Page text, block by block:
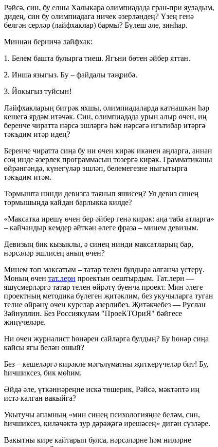
Рәйсә, син, бу елны Халыкара олимпиадада гран-при яуладым,
дидең, син бу олимпиадага ничек әзерләндең? Үзең генә
белгән серләр (лайфхаклар) бармы? Бүлеш әле, зинһар.
Миннән берничә лайфхак:
1. Белем башта булырга тиеш. Ягъни бөтен әйбер яттан.
2. Инша языгыз. Бу – файдалы тәҗрибә.
3. Йокыгыз туйсын!
Лайфхакларың бигрәк яхшы, олимпиадаларда катнашкан һәр
кешегә ярдәм итәчәк. Син, олимпиадада урын алыр өчен, иң
беренче чиратта нәрсә эшләргә һәм нәрсәгә игътибар итәргә
тәкъдим итәр идең?
Беренче чиратта сиңа бу ни өчен кирәк икәнен аңларга, аннан
соң инде әзерлек программасын төзергә кирәк. Грамматиканы
өйрәнгәндә, күнегүләр эшләп, белемегезне ныгытырга
тәкъдим итәм.
Тормышта нинди девизга таянып яшисең? Ул девиз синең
тормышыңда кайдан барлыкка килде?
«Максатка ирешү өчен бер әйбер генә кирәк: аңа таба атларга»
– кайчандыр кемдер әйткән әлеге фраза – минем девизым.
Девизың бик кызыклы, ә синең нинди максатларың бар,
нәрсәләр эшлисең аның өчен?
Минем төп максатым – татар телен булдыра алганча үстерү.
Моның өчен тат.лерн проектын оештырдым. Тат.лерн —
яшүсмерләргә татар телен өйрәтү буенча проект. Мин әлеге
проектның методика бүлеген җитәклим, без укучыларга туган
телне өйрәнү өчен курслар әзерлибез. Җитәкчебез — Руслан
Зәйнуллин. Без Россиякүләм "ПроеКТОриЯ" бәйгесе
җиңүчеләре.
Ни өчен журналист һөнәрен сайларга булдың? Бу һөнәр сиңа
кайсы ягы белән ошый?
Без – кешеләргә кирәкле мәгълүматны җиткерүчеләр бит! Бу,
һичшиксез, бик мөһим.
Әйдә әле, үткәннәреңне искә төшерик, Рәйсә, мәктәптә иң
истә калган вакыйга?
Укытучы апамның «мин синең психологияңне беләм, син,
һичшиксез, киләчәктә зур дәрәҗәгә ирешәсең» дигән сүзләре.
Вакытны кире кайтарып булса, нәрсәләрне һәм ниләрне